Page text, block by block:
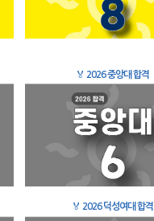
🏅 2026 중앙대 합격
🏅 2026 덕성여대 합격